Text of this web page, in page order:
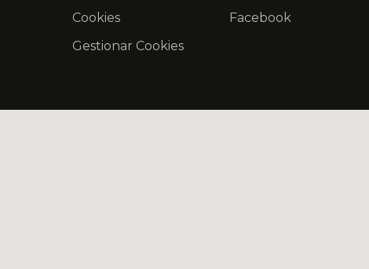
Cookies Facebook
Gestionar Cookies